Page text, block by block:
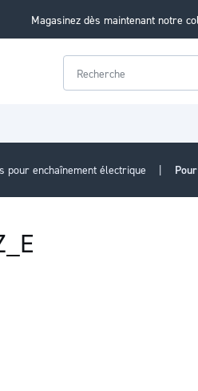
Magasinez dès maintenant notre
Rechercher
pour enchaînement électrique